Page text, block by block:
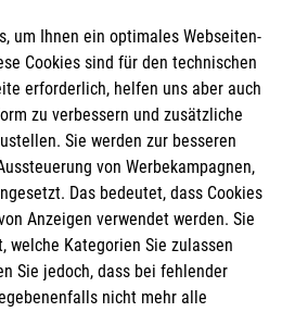
um Ihnen ein optimales Webseiten-
Cookies sind für den technischen
erforderlich, helfen uns aber auch
zu verbessern und zusätzliche
Sie werden zur besseren
von Werbekampagnen,
Das bedeutet, dass Cookies
Anzeigen verwendet werden. Sie
welche Kategorien Sie zulassen
Sie jedoch, dass bei fehlender
nicht mehr alle